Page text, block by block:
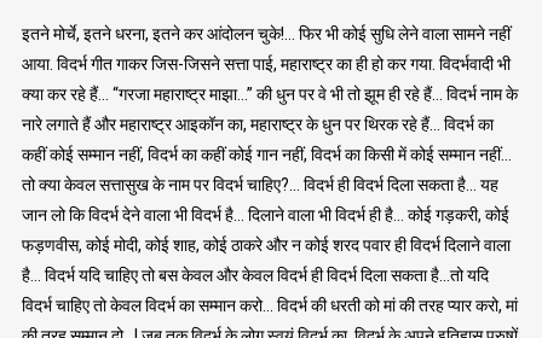
इतने मोर्चे, इतने धरना, इतने कर आंदोलन चुके!… फिर भी कोई सुधि लेने वाला सामने नहीं
आया. विदर्भ गीत गाकर जिस-जिसने सत्ता पाई, महाराष्ट्र का ही हो कर गया. विदर्भवादी भी
क्या कर रहे हैं… “गरजा महाराष्ट्र माझा…” की धुन पर वे भी तो झूम ही रहे हैं… विदर्भ नाम के
नारे लगाते हैं और महाराष्ट्र आइकॉन का, महाराष्ट्र के धुन पर थिरक रहे हैं… विदर्भ का
कहीं कोई सम्मान नहीं, विदर्भ का कहीं कोई गान नहीं, विदर्भ का किसी में कोई सम्मान नहीं…
तो क्या केवल सत्तासुख के नाम पर विदर्भ चाहिए?… विदर्भ ही विदर्भ दिला सकता है… यह
जान लो कि विदर्भ देने वाला भी विदर्भ है… दिलाने वाला भी विदर्भ ही है… कोई गड़करी, कोई
फड़णवीस, कोई मोदी, कोई शाह, कोई ठाकरे और न कोई शरद पवार ही विदर्भ दिलाने वाला
है… विदर्भ यदि चाहिए तो बस केवल और केवल विदर्भ ही विदर्भ दिला सकता है…तो यदि
विदर्भ चाहिए तो केवल विदर्भ का सम्मान करो… विदर्भ की धरती को मां की तरह प्यार करो, मां